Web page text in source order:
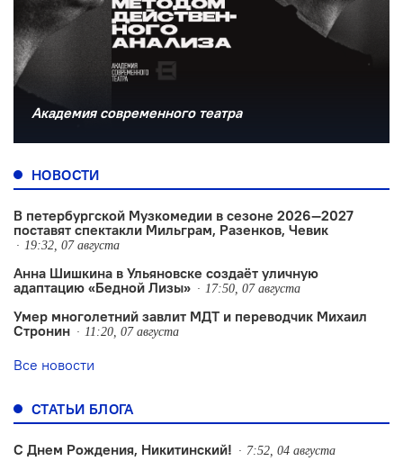
Академия современного театра
НОВОСТИ
В петербургской Музкомедии в сезоне 2026—2027
поставят спектакли Мильграм, Разенков, Чевик
19:32, 07 августа
Анна Шишкина в Ульяновске создаëт уличную
адаптацию «Бедной Лизы»
17:50, 07 августа
Умер многолетний завлит МДТ и переводчик Михаил
Стронин
11:20, 07 августа
Все новости
СТАТЬИ БЛОГА
С Днем Рождения, Никитинский! 7:52, 04 августа